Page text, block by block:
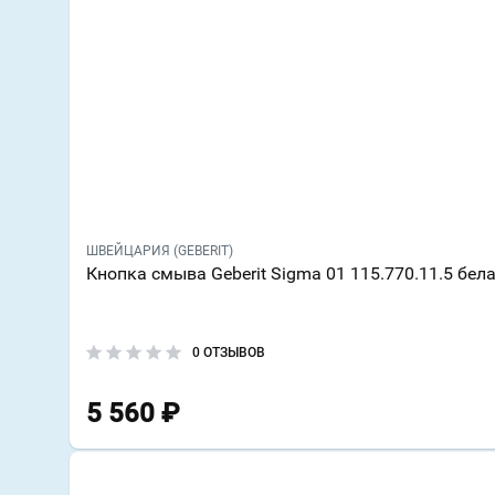
ШВЕЙЦАРИЯ (GEBERIT)
Кнопка смыва Geberit Sigma 01 115.770.11.5
0 ОТЗЫВОВ
5 560 ₽